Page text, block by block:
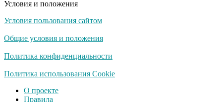
Забывший о
Плющенко отправляет
Азербайджан
Условия и положения
Условия пользования сайтом
Общие условия и положения
Политика конфиденциальности
Политика использования Cookie
О проекте
Правила